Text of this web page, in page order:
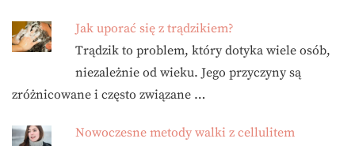
Jak uporać się z trądzikiem?
Trądzik to problem, który dotyka wiele osób,
niezależnie od wieku. Jego przyczyny są
zróżnicowane i często związane …
Nowoczesne metody walki z cellulitem